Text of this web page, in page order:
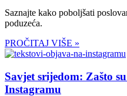
Saznajte kako poboljšati
poduzeća.
PROČITAJ VIŠE »
Savjet srijedom: Zašto
Instagramu